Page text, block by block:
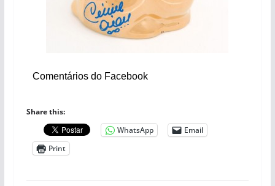
Comentários do Facebook
Share this:
WhatsApp
Email
Print